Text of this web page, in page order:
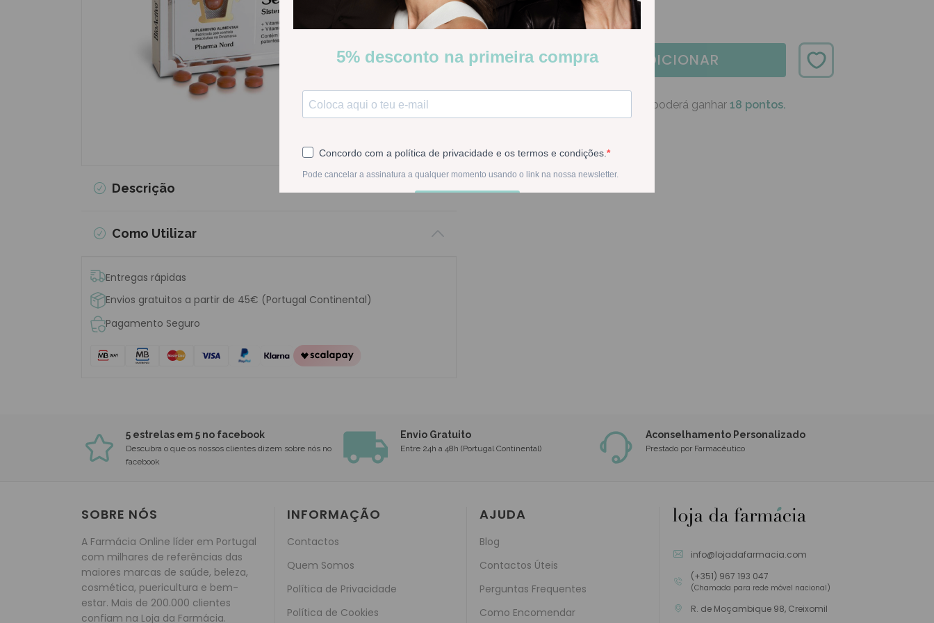
Descrição
Como Utilizar
Entregas rápidas
Envios gratuitos a partir de 45€ (Portugal Continental)
Pagamento Seguro
Stock: Disponível
- 1 + ADICIONAR
Na compra deste produto poderá ganhar 18 pontos.
5 estrelas em 5 no facebook
Descubra o que os nossos clientes dizem sobre nós no
facebook
Envio Gratuito
Entre 24h a 48h (Portugal Continental)
Aconselhamento Personalizado
Prestado por Farmacêutico
SOBRE NÓS
A Farmácia Online líder em Portugal
com milhares de referências das
maiores marcas de saúde, beleza,
cosmética, puericultura e bem-
estar. Mais de 200.000 clientes
confiam na Loja da Farmácia.
INFORMAÇÃO
Contactos
Quem Somos
Política de Privacidade
Política de Cookies
AJUDA
Blog
Contactos Úteis
Perguntas Frequentes
Como Encomendar
info@lojadafarmacia.com
(+351) 967 193 047
(Chamada para rede móvel nacional)
R. de Moçambique 98, Creixomil